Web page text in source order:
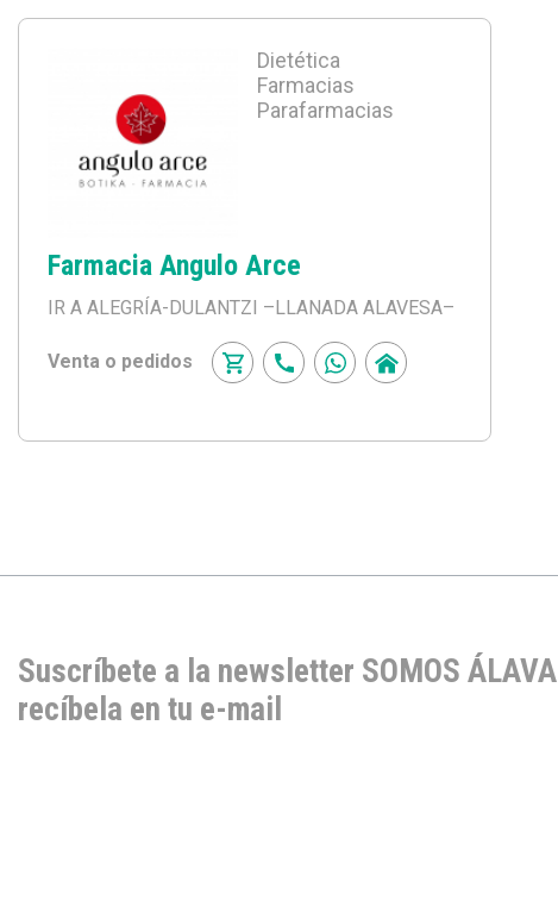
Dietética
Farmacias
Parafarmacias
Farmacia Angulo Arce
IR A ALEGRÍA-DULANTZI –LLANADA ALAVESA–
Venta o pedidos
Suscríbete a la newsletter SOMOS
recíbela en tu e-mail